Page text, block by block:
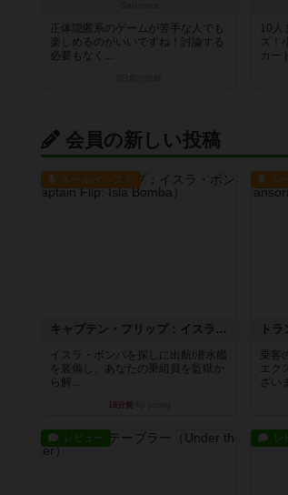
正体隠匿系のゲームが苦手な人でも
楽しめるのがいいですね！討論する
必要もなく...
10人
ズ！
カー
会員の新しい投稿
ルール/インスト
キャプテン・フリップ：イスラ・ボンバ
イスラ・ボンバを探しに出航!潜水艦
を装備し、あなたの乗組員を監獄か
ら解...
18分前
ル
乗客
エク
ざい
レビュー